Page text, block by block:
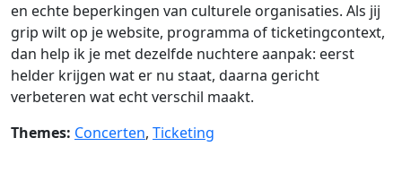
en echte beperkingen van culturele organisaties. Als jij
grip wilt op je website, programma of ticketingcontext,
dan help ik je met dezelfde nuchtere aanpak: eerst
helder krijgen wat er nu staat, daarna gericht
verbeteren wat echt verschil maakt.
Themes: Concerten, Ticketing